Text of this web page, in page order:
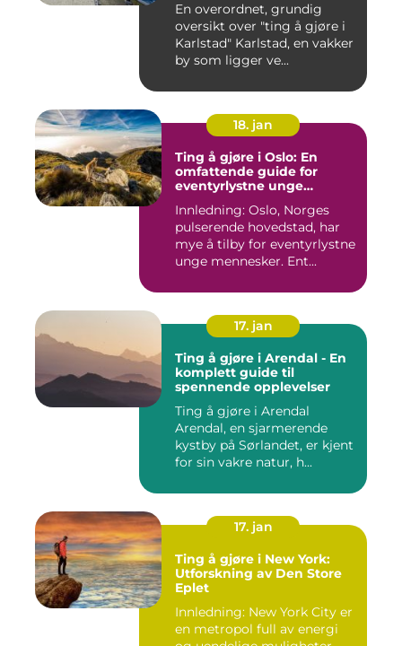
En overordnet, grundig
oversikt over "ting å gjøre i
Karlstad" Karlstad, en vakker
by som ligger ve...
18. jan
Ting å gjøre i Oslo: En
omfattende guide for
eventyrlystne unge
Innledning: Oslo, Norges
pulserende hovedstad, har
mye å tilby for eventyrlystne
unge mennesker. Ent...
17. jan
Ting å gjøre i Arendal - En
komplett guide til
spennende opplevelser
Ting å gjøre i Arendal
Arendal, en sjarmerende
kystby på Sørlandet, er kjent
for sin vakre natur, h...
17. jan
Ting å gjøre i New York:
Utforskning av Den Store
Eplet
Innledning: New York City er
en metropol full av energi